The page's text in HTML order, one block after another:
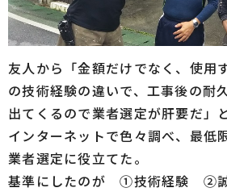
友人から「金額だけでなく、使用
の技術経験の違いで、工事後の耐
出てくるので業者選定が肝要だ」
インターネットで色々調べ、最低
業者選定に役立てた。
基準にしたのが ①技術経験 ②